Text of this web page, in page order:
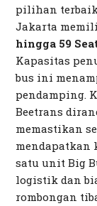
pilihan
Jakarta
hingga 59
Kapasitas
bus ini
pendamping.
Beetrans
memastikan
mendapatkan
satu unit Big
logistik dan
rombongan